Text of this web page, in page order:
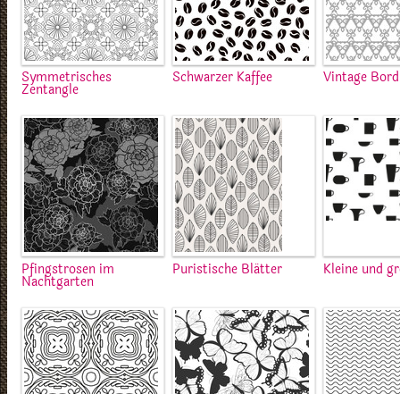
Symmetrisches
Zentangle
Schwarzer Kaffee Vintage
Pfingstrosen im
Nachtgarten
Puristische Blätter Kleine und